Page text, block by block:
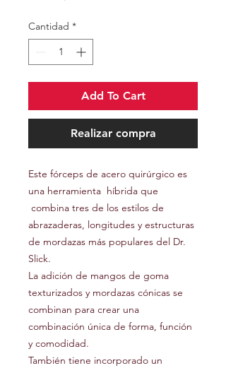
Cantidad *
Add To Cart
Realizar compra
Este fórceps de acero quirúrgico es
una herramienta híbrida que
combina tres de los estilos de
abrazaderas, longitudes y estructuras
de mordazas más populares del Dr.
Slick.
La adición de mangos de goma
texturizados y mordazas cónicas se
combinan para crear una
combinación única de forma, función
y comodidad.
También tiene incorporado un